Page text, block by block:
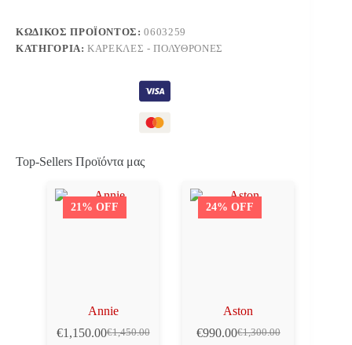
ΚΩΔΙΚΌΣ ΠΡΟΪΌΝΤΟΣ:0603259
ΚΑΤΗΓΟΡΊΑ:ΚΑΡΈΚΛΕΣ - ΠΟΛΥΘΡΌΝΕΣ
Top-Sellers Προϊόντα μας
21% OFF
Annie
€1,450.00
Original
€1,150.00Η
24% OFF
Aston
€1,300.00
Original
€990.00Η